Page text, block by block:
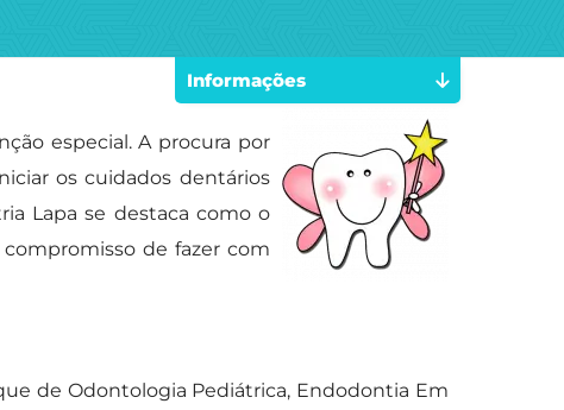
especial. A procura por
os cuidados dentários
Lapa se destaca como o
de fazer com
de Odontologia Pediátrica, Endodontia Em
Informações